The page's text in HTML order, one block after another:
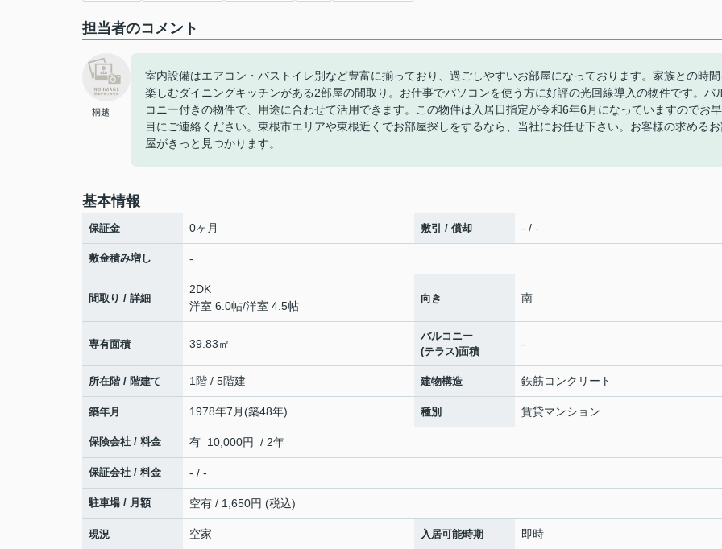
担当者のコメント
桐越
室内設備はエアコン・バストイレ別など豊富に揃っており、過ごしやすいお部屋になっております。家族との時
楽しむダイニングキッチンがある2部屋の間取り。お仕事でパソコンを使う方に好評の光回線導入の物件です。バ
コニー付きの物件で、用途に合わせて活用できます。この物件は入居日指定が令和6年6月になっていますのでお早
目にご連絡ください。東根市エリアや東根近くでお部屋探しをするなら、当社にお任せ下さい。お客様の求める
屋がきっと見つかります。
基本情報
保証金 0ヶ月 敷引 / 償却 - / -
敷金積み増し -
間取り / 詳細
2DK
洋室 6.0帖/洋室 4.5帖
向き 南
専有面積 39.83㎡
バルコニー
(テラス)面積
-
所在階 / 階建て 1階 / 5階建 建物構造 鉄筋コンクリート
築年月 1978年7月(築48年) 種別 賃貸マンション
保険会社 / 料金 有 10,000円 / 2年
保証会社 / 料金 - / -
駐車場 / 月額 空有 / 1,650円 (税込)
現況 空家 入居可能時期 即時